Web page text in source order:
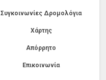
Συγκοινωνίες Δρομολόγια
Χάρτης
Απόρρητο
Επικοινωνία